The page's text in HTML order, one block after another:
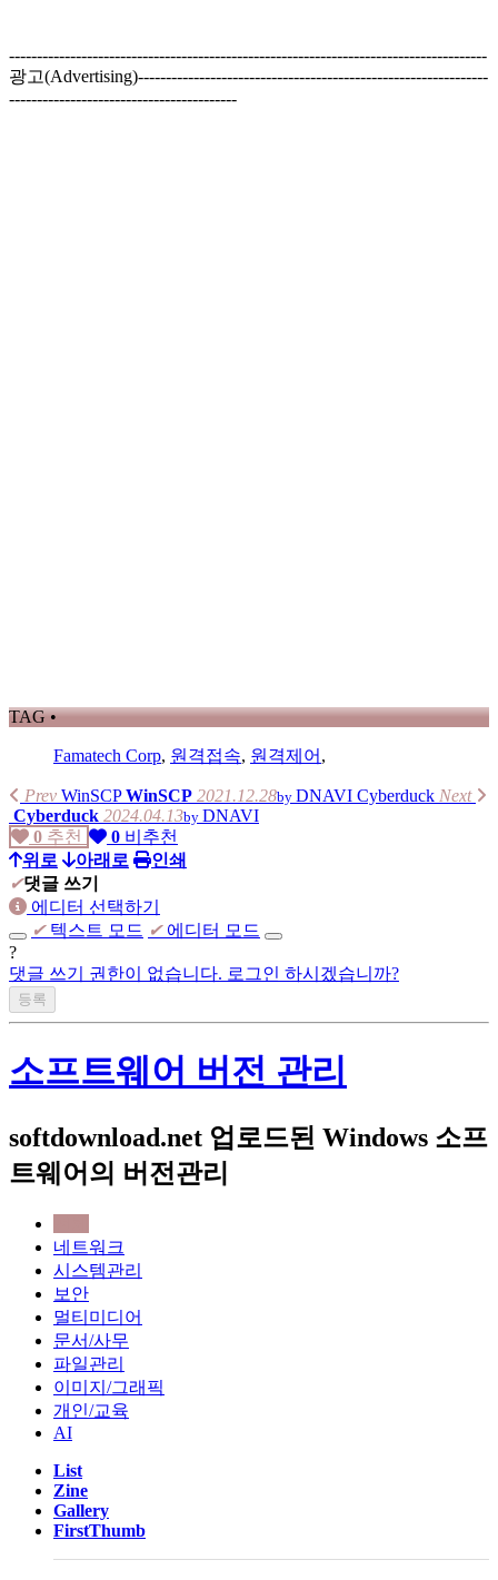
--------------------------------------------------------------------------------------
광고(Advertising)---------------------------------------------------------------
-----------------------------------------
TAG •
Famatech Corp, 원격접속, 원격제어 ,
Prev WinSCP WinSCP 2021.12.28by DNAVI Cyberduck Next
Cyberduck 2024.04.13by DNAVI
0 추천 0 비추천
위로
아래로
인쇄
✔댓글 쓰기
에디터 선택하기
✔ 텍스트 모드 ✔ 에디터 모드
?
댓글 쓰기 권한이 없습니다. 로그인 하시겠습니까?
소프트웨어 버전 관리
softdownload.net 업로드된 Windows 소프
트웨어의 버전관리
네트워크
시스템관리
보안
멀티미디어
문서/사무
파일관리
이미지/그래픽
개인/교육
AI
List
Zine
Gallery
FirstThumb